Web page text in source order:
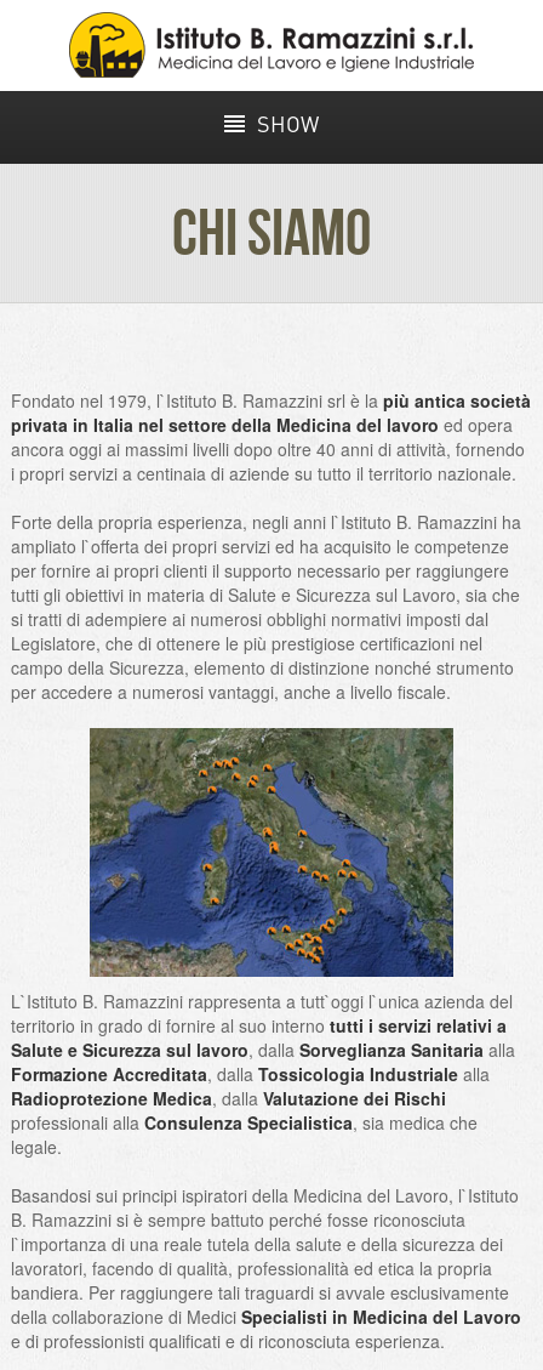
SHOW
CHI SIAMO
Fondato nel 1979, l`Istituto B. Ramazzini srl è la più antica società
privata in Italia nel settore della Medicina del lavoro ed opera
ancora oggi ai massimi livelli dopo oltre 40 anni di attività, fornendo
i propri servizi a centinaia di aziende su tutto il territorio nazionale.
Forte della propria esperienza, negli anni l`Istituto B. Ramazzini ha
ampliato l`offerta dei propri servizi ed ha acquisito le competenze
per fornire ai propri clienti il supporto necessario per raggiungere
tutti gli obiettivi in materia di Salute e Sicurezza sul Lavoro, sia che
si tratti di adempiere ai numerosi obblighi normativi imposti dal
Legislatore, che di ottenere le più prestigiose certificazioni nel
campo della Sicurezza, elemento di distinzione nonché strumento
per accedere a numerosi vantaggi, anche a livello fiscale.
L`Istituto B. Ramazzini rappresenta a tutt`oggi l`unica azienda del
territorio in grado di fornire al suo interno tutti i servizi relativi a
Salute e Sicurezza sul lavoro, dalla Sorveglianza Sanitariaalla
Formazione Accreditata, dalla Tossicologia Industrialealla
Radioprotezione Medica, dalla Valutazione dei Rischi
professionali alla Consulenza Specialistica, sia medica che
legale.
Basandosi sui principi ispiratori della Medicina del Lavoro, l`Istituto
B. Ramazzini si è sempre battuto perché fosse riconosciuta
l`importanza di una reale tutela della salute e della sicurezza dei
lavoratori, facendo di qualità, professionalità ed etica la propria
bandiera. Per raggiungere tali traguardi si avvale esclusivamente
della collaborazione di Medici Specialisti in Medicina del Lavoro
e di professionisti qualificati e di riconosciuta esperienza.